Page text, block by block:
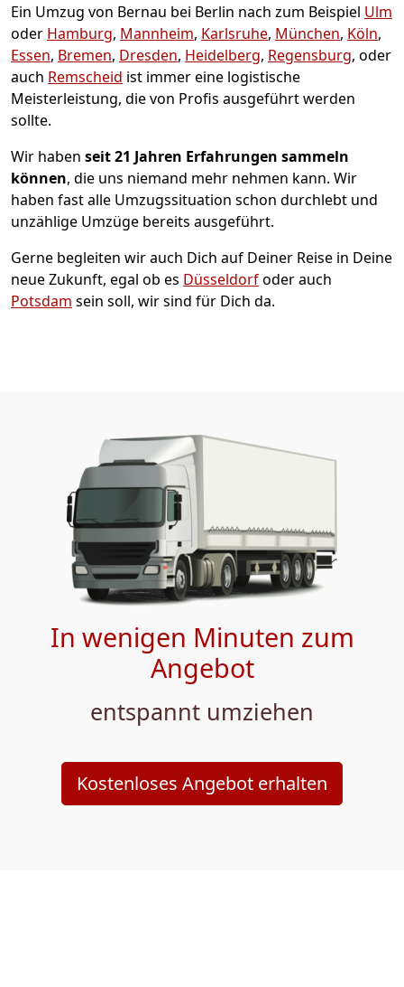
Ein Umzug von Bernau bei Berlin nach zum Beispiel Ulm
oder Hamburg, Mannheim, Karlsruhe, München, Köln,
Essen, Bremen, Dresden, Heidelberg, Regensburg, oder
auch Remscheid ist immer eine logistische
Meisterleistung, die von Profis ausgeführt werden
sollte.
Wir haben seit21 Jahren Erfahrungen sammeln
können, die uns niemand mehr nehmen kann. Wir
haben fast alle Umzugssituation schon durchlebt und
unzählige Umzüge bereits ausgeführt.
Gerne begleiten wir auch Dich auf Deiner Reise in Deine
neue Zukunft, egal ob es Düsseldorfoder auch
Potsdam sein soll, wir sind für Dich da.
In wenigen Minuten zum
Angebot
entspannt umziehen
Kostenloses Angebot erhalten